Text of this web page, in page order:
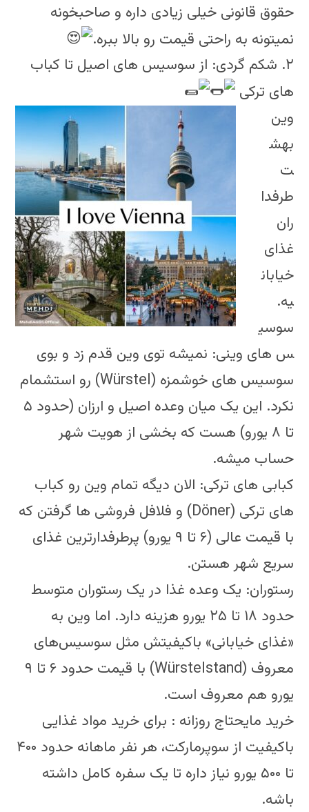
حقوق قانونی خیلی زیادی داره و صاحبخونه
نمیتونه به راحتی قیمت رو بالا ببره.
۲. شکم گردی: از سوسیس های اصیل تا کباب
های ترکی
وین
بهش
ت
طرفدا
ران
غذای
خیابان
یه.
سوسی
س های وینی: نمیشه توی وین قدم زد و بوی
سوسیس های خوشمزه (Würstel) رو استشمام
نکرد. این یک میان وعده اصیل و ارزان (حدود ۵
تا ۸ یورو) هست که بخشی از هویت شهر
حساب میشه.
کبابی های ترکی: الان دیگه تمام وین رو کباب
های ترکی (Döner) و فلافل فروشی ها گرفتن که
با قیمت عالی (۶ تا ۹ یورو) پرطرفدارترین غذای
سریع شهر هستن.
رستوران: یک وعده غذا در یک رستوران متوسط
حدود ۱۸ تا ۲۵ یورو هزینه دارد. اما وین به
«غذای خیابانی» باکیفیتش مثل سوسیس‌های
معروف (Würstelstand) با قیمت حدود ۶ تا ۹
یورو هم معروف است.
خرید مایحتاج روزانه : برای خرید مواد غذایی
باکیفیت از سوپرمارکت، هر نفر ماهانه حدود ۴۰۰
تا ۵۰۰ یورو نیاز داره تا یک سفره کامل داشته
باشه.